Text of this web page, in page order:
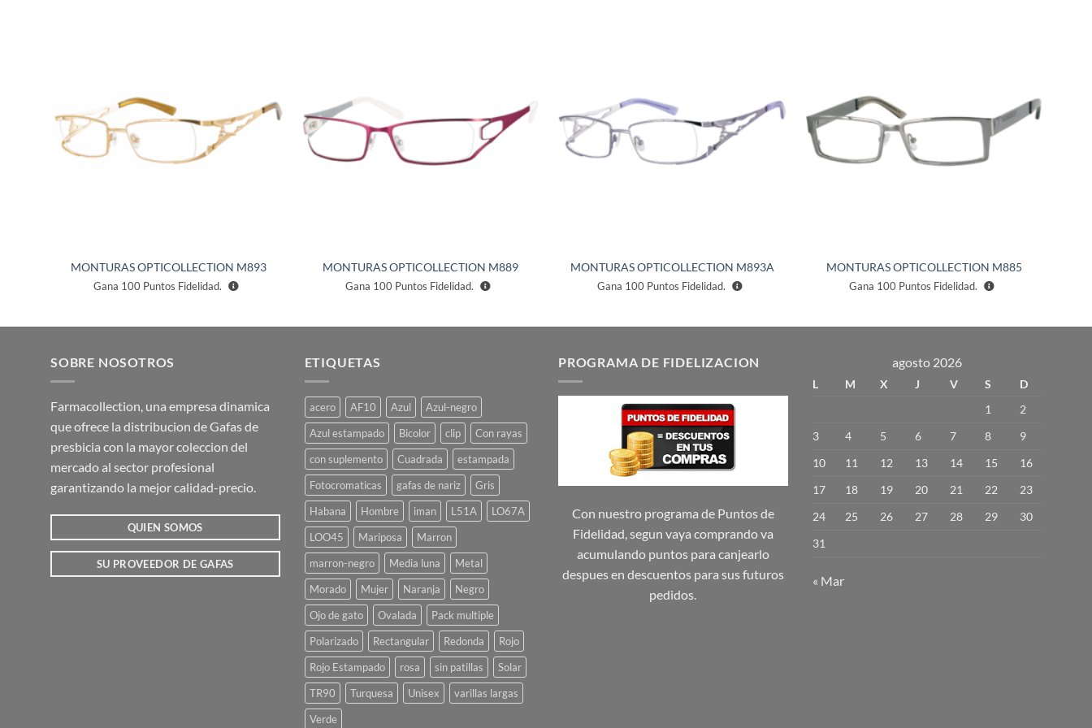
MONTURAS OPTICOLLECTION M893
Gana 100 Puntos Fidelidad.
MONTURAS OPTICOLLECTION M889
Gana 100 Puntos Fidelidad.
MONTURAS OPTICOLLECTION M893A
Gana 100 Puntos Fidelidad.
MONTURAS OPTICOLLECTION M885
Gana 100 Puntos Fidelidad.
SOBRE NOSOTROS
Farmacollection, una empresa dinamica
que ofrece la distribucion de Gafas de
presbicia con la mayor coleccion del
mercado al sector profesional
garantizando la mejor calidad-precio.
QUIEN SOMOS
SU PROVEEDOR DE GAFAS
ETIQUETAS
acero AF10 Azul
Azul-negro
Azul estampado
Bicolor clip
Con rayas
con suplemento
Cuadrada
estampada
Fotocromaticas
gafas de nariz
Gris
Habana
Hombre iman L51A
LO67A
LOO45
Mariposa
Marron
marron-negro
Media luna
Metal
Morado
Mujer Naranja
Negro
Ojo de gato
Ovalada
Pack multiple
Polarizado
Rectangular Redonda
Rojo
Rojo Estampado
rosa sin patillas
Solar
TR90
Turquesa Unisex
varillas largas
Verde
PROGRAMA DE FIDELIZACION
Con nuestro programa de Puntos de
Fidelidad, segun vaya comprando va
acumulando puntos para canjearlo
despues en descuentos para sus futuros
pedidos.
agosto 2026
L M X J V S
D
1
2
3
4 5 6 7 8
9
10
11 12 13 14 15
16
17
18 19 20 21 22
23
24
25 26 27 28 29
30
31
« Mar